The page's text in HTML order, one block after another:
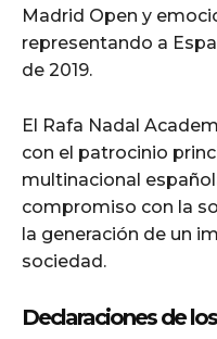
Madrid Open y
representando a
de 2019.
El Rafa Nadal
con el patrocinio
multinacional
compromiso con la
la generación de un
sociedad.
Declaraciones de